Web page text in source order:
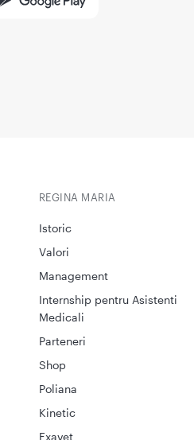
REGINA MARIA
Istoric
Valori
Management
Internship pentru Asistenti
Medicali
Parteneri
Shop
Poliana
Kinetic
Exavet